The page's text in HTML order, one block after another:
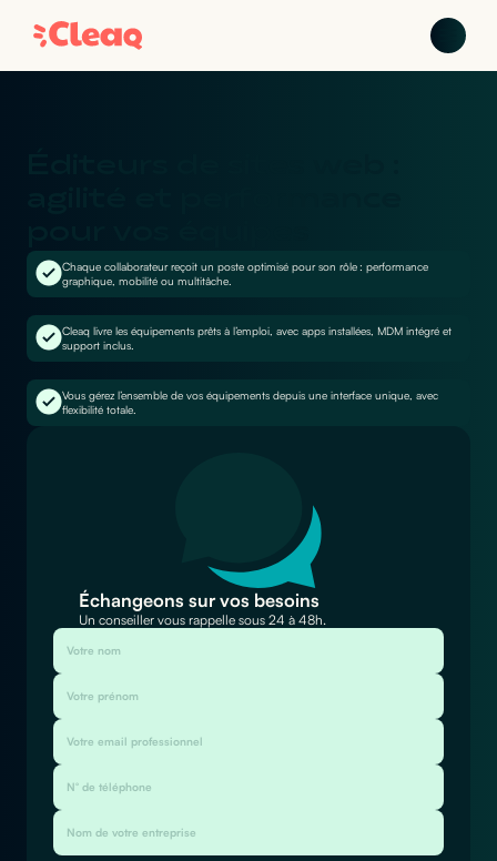
Chaque collaborateur reçoit un poste optimisé pour son rôle : performance
graphique, mobilité ou multitâche.
Cleaq livre les équipements prêts à l’emploi, avec apps installées, MDM intégré et
support inclus.
Vous gérez l’ensemble de vos équipements depuis une interface unique, avec
flexibilité totale.
Échangeons sur vos besoins
Un conseiller vous rappelle sous 24 à 48h.